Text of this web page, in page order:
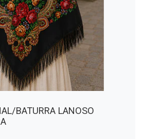
BATURRA LANOSO